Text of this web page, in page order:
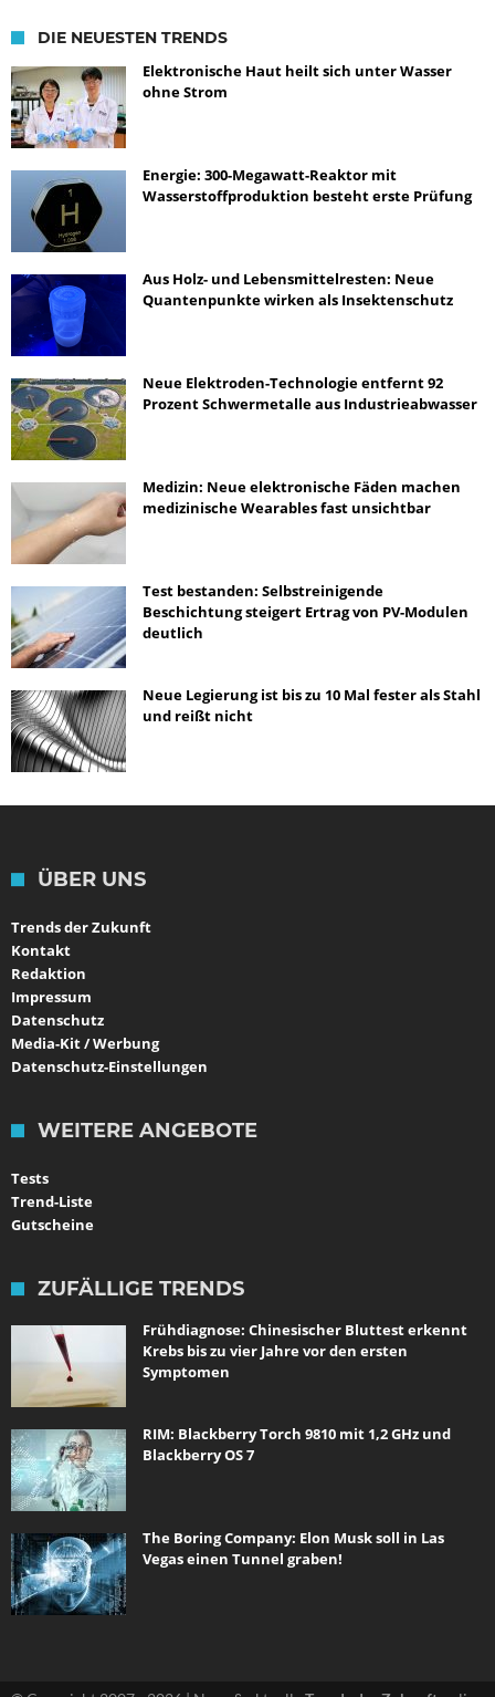
DIE NEUESTEN TRENDS
Elektronische Haut heilt sich unter Wasser
ohne Strom
Energie: 300-Megawatt-Reaktor mit
Wasserstoffproduktion besteht erste Prüfung
Aus Holz- und Lebensmittelresten: Neue
Quantenpunkte wirken als Insektenschutz
Neue Elektroden-Technologie entfernt 92
Prozent Schwermetalle aus Industrieabwasser
Medizin: Neue elektronische Fäden machen
medizinische Wearables fast unsichtbar
Test bestanden: Selbstreinigende
Beschichtung steigert Ertrag von PV-Modulen
deutlich
Neue Legierung ist bis zu 10 Mal fester als Stahl
und reißt nicht
ÜBER UNS
Trends der Zukunft
Kontakt
Redaktion
Impressum
Datenschutz
Media-Kit / Werbung
Datenschutz-Einstellungen
WEITERE ANGEBOTE
Tests
Trend-Liste
Gutscheine
ZUFÄLLIGE TRENDS
Frühdiagnose: Chinesischer Bluttest erkennt
Krebs bis zu vier Jahre vor den ersten
Symptomen
RIM: Blackberry Torch 9810 mit 1,2 GHz und
Blackberry OS 7
The Boring Company: Elon Musk soll in Las
Vegas einen Tunnel graben!